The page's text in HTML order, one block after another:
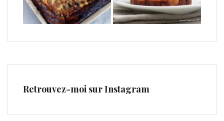
Retrouvez-moi sur Instagram